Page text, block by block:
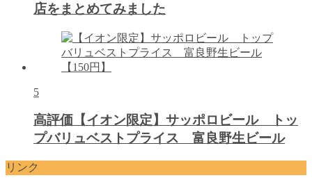
店をまとめてみました
5
高評価【イオン限定】サッポロビール トッ
プバリュベストプライス 富良野生ビール
リンク